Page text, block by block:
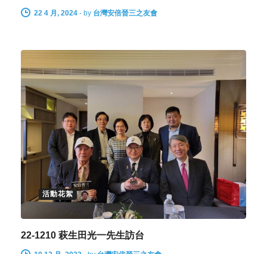
22 4 月, 2024 - by 台灣安倍晉三之友會
活動花絮
22-1210 萩生田光一先生訪台